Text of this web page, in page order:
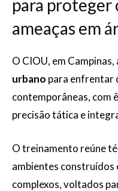
para proteger
ameaças em
O CIOU, em
urbano para enfrentar
contemporâneas, com
precisão tática e
O treinamento reúne
ambientes construídos
complexos, voltados